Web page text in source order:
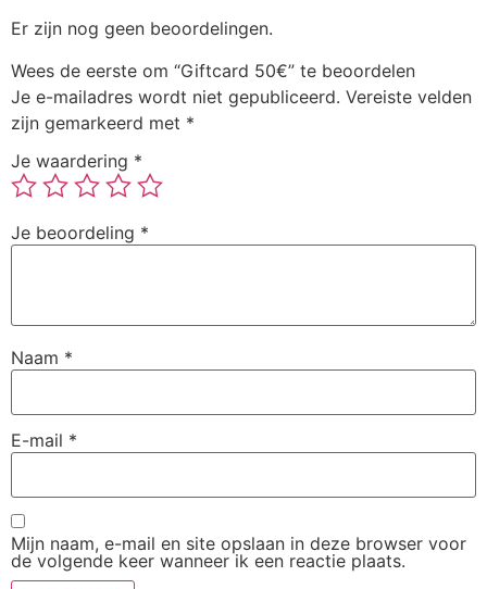
Er zijn nog geen beoordelingen.
Wees de eerste om “Giftcard 50€” te beoordelen
Je e-mailadres wordt niet gepubliceerd. Vereiste velden
zijn gemarkeerd met *
Je waardering *
Je beoordeling *
Naam *
E-mail *
Mijn naam, e-mail en site opslaan in deze browser voor
de volgende keer wanneer ik een reactie plaats.